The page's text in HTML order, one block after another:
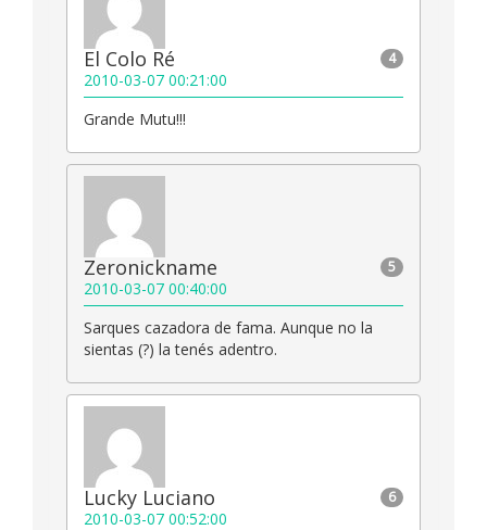
4
El Colo Ré
2010-03-07 00:21:00
Grande Mutu!!!
5
Zeronickname
2010-03-07 00:40:00
Sarques cazadora de fama. Aunque no la
sientas (?) la tenés adentro.
6
Lucky Luciano
2010-03-07 00:52:00